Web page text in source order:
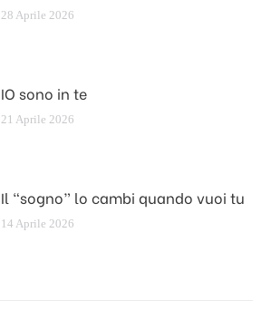
28 Aprile 2026
IO sono in te
21 Aprile 2026
Il “sogno” lo cambi quando vuoi tu
14 Aprile 2026